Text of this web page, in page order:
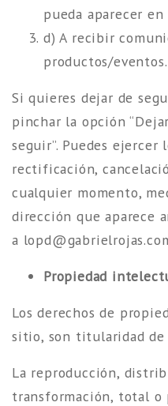
pueda aparecer
d) A recibir
productos/eventos.
Si quieres dejar de
pinchar la opción
seguir”. Puedes ejercer
rectificación,
cualquier momento,
dirección que aparece
a
ajorl
eirba
g@dpo
l
Propiedad
Los derechos de
sitio, son titularidad de
La reproducción,
transformación, total o